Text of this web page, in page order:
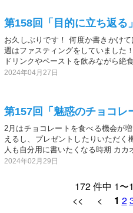
第158回「目的に立ち返る」
お久しぶりです！ 何度か書きかけ
週はファスティングをしていました
ドリンクやペーストを飲みながら絶
2024年04月27日
第157回「魅惑のチョコレ
2月はチョコレートを食べる機会が
えるし、プレゼントしたりいただく
人も自分用に書いたくなる時期 カ
2024年02月29日
172 件中 1〜
<< < 1 2